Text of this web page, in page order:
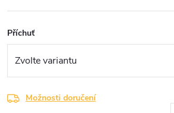
Příchuť
Možnosti doručení